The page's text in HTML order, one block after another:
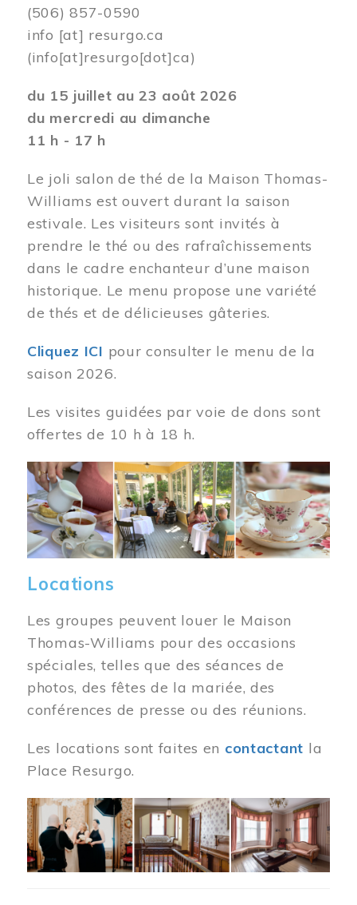
(506) 857-0590
info [at] resurgo.ca
(info[at]resurgo[dot]ca)
du 15 juillet au 23 août 2026
du mercredi au dimanche
11 h - 17 h
Le joli salon de thé de la Maison Thomas-
Williams est ouvert durant la saison
estivale. Les visiteurs sont invités à
prendre le thé ou des rafraîchissements
dans le cadre enchanteur d’une maison
historique. Le menu propose une variété
de thés et de délicieuses gâteries.
Cliquez ICI pour consulter le menu de la
saison 2026.
Les visites guidées par voie de dons sont
offertes de 10 h à 18 h.
Image
Locations
Les groupes peuvent louer le Maison
Thomas-Williams pour des occasions
spéciales, telles que des séances de
photos, des fêtes de la mariée, des
conférences de presse ou des réunions.
Les locations sont faites en contactant la
Place Resurgo.
Image